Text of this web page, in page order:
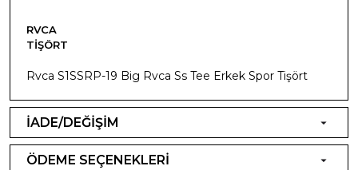
RVCA
TIŞÖRT
Rvca S1SSRP-19 Big Rvca Ss Tee Erkek Spor Tişört
İADE/DEĞİŞİM
ÖDEME SEÇENEKLERİ